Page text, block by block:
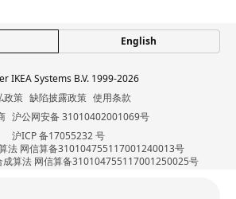
34 厘米
1
English
IKEA Systems B.V. 1999-2026
政策 缺陷披露政策 使用条款
沪公网安备 31010402001069号
沪ICP 备17055232 号
法 网信算备310104755117001240013号
成算法 网信算备310104755117001250025号